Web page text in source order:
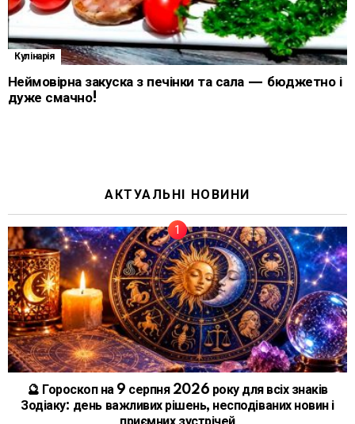
Кулінарія
Неймовірна закуска з печінки та сала — бюджетно і
дуже смачно!
АКТУАЛЬНІ НОВИНИ
🔮 Гороскоп на 9 серпня 2026 року для всіх знаків
Зодіаку: день важливих рішень, несподіваних новин і